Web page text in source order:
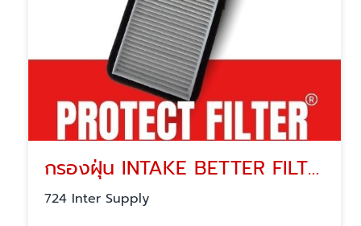
กรองฝุ่น INTAKE BETTER FILTER FOR MG VS
724 Inter Supply